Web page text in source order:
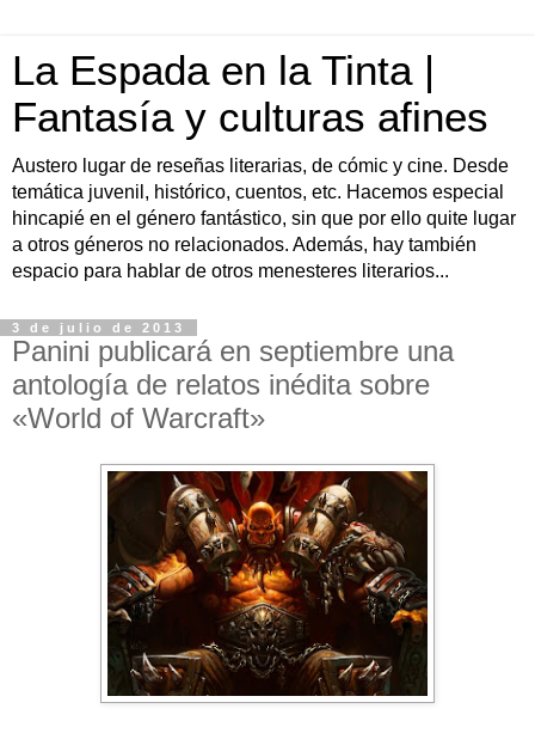
La Espada en la Tinta |
Fantasía y culturas afines
Austero lugar de reseñas literarias, de cómic y cine. Desde
temática juvenil, histórico, cuentos, etc. Hacemos especial
hincapié en el género fantástico, sin que por ello quite lugar
a otros géneros no relacionados. Además, hay también
espacio para hablar de otros menesteres literarios...
3 de julio de 2013
Panini publicará en septiembre una
antología de relatos inédita sobre
«World of Warcraft»